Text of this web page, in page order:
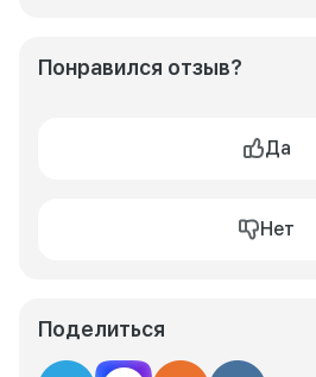
Понравился отзыв?
Да
Нет
Поделиться